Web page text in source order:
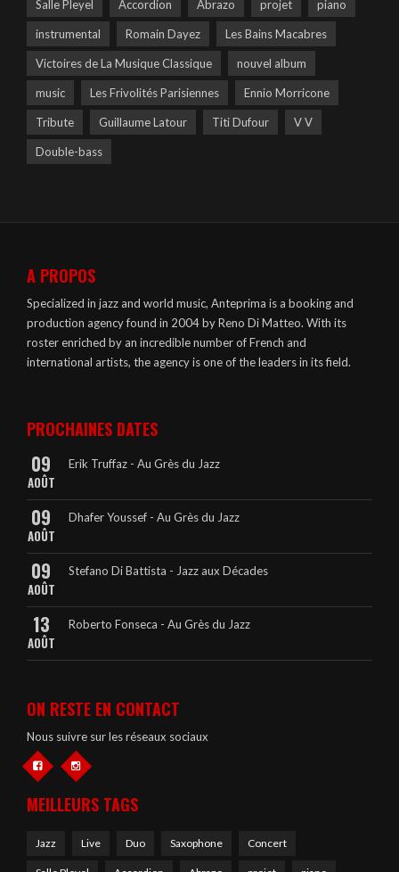
Salle Pleyel Accordion Abrazo projet piano
instrumental Romain Dayez Les Bains Macabres
Victoires de La Musique Classique nouvel album
music Les Frivolités Parisiennes Ennio Morricone
Tribute Guillaume Latour Titi Dufour V V
Double-bass
A PROPOS
Specialized in jazz and world music, Anteprima is a booking and
production agency found in 2004 by Reno Di Matteo. With its
roster enriched by an incredible number of French and
international artists, the agency is one of the leaders in its field.
PROCHAINES DATES
09
AOÛT
Erik Truffaz - Au Grès du Jazz
09
AOÛT
Dhafer Youssef - Au Grès du Jazz
09
AOÛT
Stefano Di Battista - Jazz aux Décades
13
AOÛT
Roberto Fonseca - Au Grès du Jazz
ON RESTE EN CONTACT
Nous suivre sur les réseaux sociaux
MEILLEURS TAGS
Jazz Live Duo Saxophone Concert